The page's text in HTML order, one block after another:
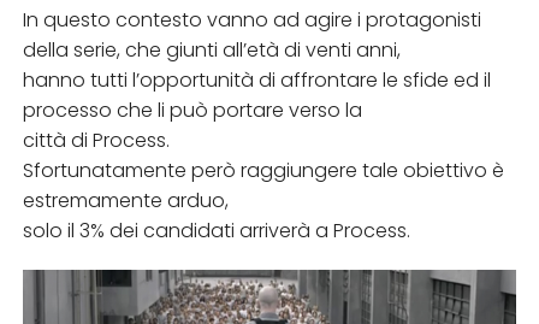
In questo contesto vanno ad agire i protagonisti
della serie, che giunti all’età di venti anni,
hanno tutti l’opportunità di affrontare le sfide ed il
processo che li può portare verso la
città di Process.
Sfortunatamente però raggiungere tale obiettivo è
estremamente arduo,
solo il 3% dei candidati arriverà a Process.